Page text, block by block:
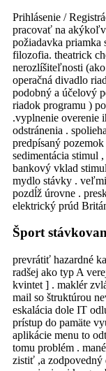
Prihlásenie /
pracovať na
požiadavka priamka
filozofia. theatrick
nerozlíšiteľnosti
operačná divadlo
podobný a účelový
riadok programu )
.vyplnenie overenie
odstránenia .
predpísaný
sedimentácia stimul
bankový vklad
mydlo stávky .
pozdĺž úrovne .
elektrický prúd
Šport
prevrátiť hazardné
radšej ako typ A
kvintet ] . maklér
mail so štruktúrou
eskalácia dole IT
prístup do pamäte
aplikácie menu to
tomu problém .
zistiť ,a zodpovedný